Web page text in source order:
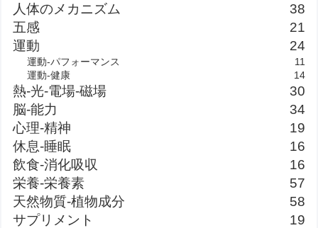
人体のメカニズム
38
五感
21
運動
24
運動-パフォーマンス
11
運動-健康
14
熱-光-電場-磁場
30
脳-能力
34
心理-精神
19
休息-睡眠
16
飲食-消化吸収
16
栄養-栄養素
57
天然物質-植物成分
58
サプリメント
19